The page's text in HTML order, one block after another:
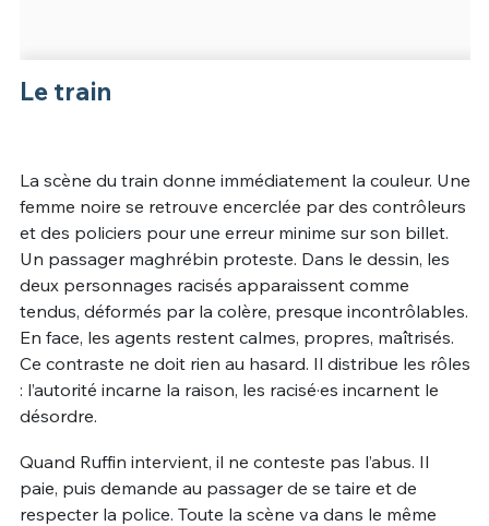
Le train
La scène du train donne immédiatement la couleur. Une
femme noire se retrouve encerclée par des contrôleurs
et des policiers pour une erreur minime sur son billet.
Un passager maghrébin proteste. Dans le dessin, les
deux personnages racisés apparaissent comme
tendus, déformés par la colère, presque incontrôlables.
En face, les agents restent calmes, propres, maîtrisés.
Ce contraste ne doit rien au hasard. Il distribue les rôles
: l’autorité incarne la raison, les racisé·es incarnent le
désordre.
Quand Ruffin intervient, il ne conteste pas l’abus. Il
paie, puis demande au passager de se taire et de
respecter la police. Toute la scène va dans le même